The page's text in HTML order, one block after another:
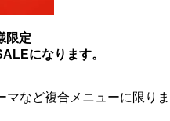
限定
になります。
など複合メニューに限りま